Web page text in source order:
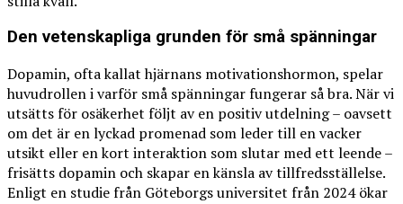
Den vetenskapliga grunden för små spänningar
Dopamin, ofta kallat hjärnans motivationshormon, spelar
huvudrollen i varför små spänningar fungerar så bra. När vi
utsätts för osäkerhet följt av en positiv utdelning – oavsett
om det är en lyckad promenad som leder till en vacker
utsikt eller en kort interaktion som slutar med ett leende –
frisätts dopamin och skapar en känsla av tillfredsställelse.
Enligt en studie från Göteborgs universitet från 2024 ökar